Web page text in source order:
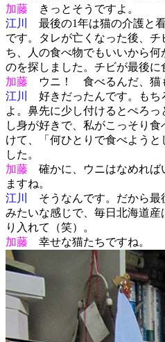
加藤 きっとそうですよ。
江川
最後の1年は猫の介護と
です。タレが亡くなった後、
ち、人の食べ物でもいいから
のを探しました。チビが最後に
加藤 ウニ！ 食べるんだ、猫
江川
好きだったんです。もち
よ。鼻先に少し付けるとぺろ
し身が好きで、私がこっそり
けて、「何ひとりで食べよう
した。
加藤 確かに、ウニはなめれば
ますね。
江川
そうなんです。だから最
みたいな感じで、毎日北海道
り入れて（笑）。
加藤 幸せな猫たちですね。